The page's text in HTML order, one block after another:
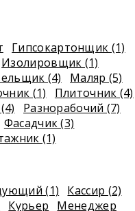
Гипсокартонщик (1)
Изолировщик (1)
(4)
Маляр (5)
(1)
Плиточник (4)
Разнорабочий (7)
Фасадчик (3)
(1)
(1)
Кассир (2)
Курьер
Менеджер